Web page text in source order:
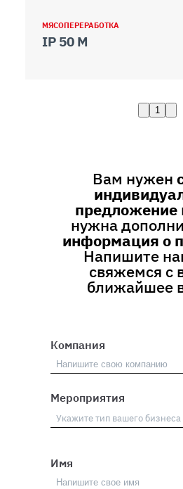
МЯСОПЕРЕРАБОТКА
IP 50 M
1
Вам нужен
предложение
нужна
информация о
Напишите
свяжемся с
ближайшее
Компания
Мероприятия
Имя